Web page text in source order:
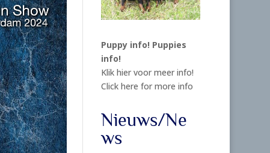
Puppy info! Puppies
info!
Klik hier voor meer info!
Click here for more info
Nieuws/Ne
ws